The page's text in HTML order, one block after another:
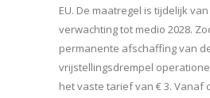
EU. De maatregel is tijdelijk
verwachting tot medio 2028.
permanente afschaffing van
vrijstellingsdrempel
het vaste tarief van € 3. Vanaf